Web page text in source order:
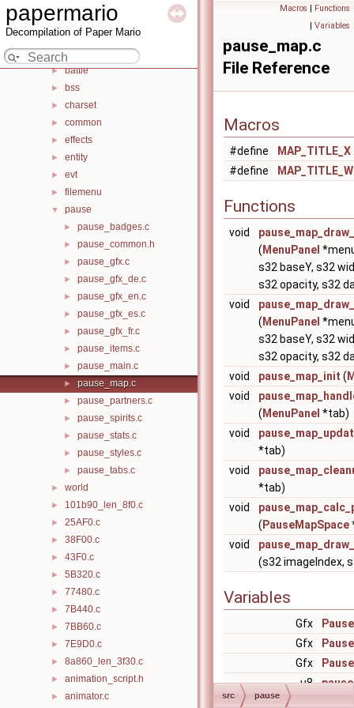
papermario
Decompilation of Paper Mario
► include
▼ src
► audio
► battle
► bss
► charset
► common
► effects
► entity
► evt
► filemenu
▼ pause
► pause_badges.c
► pause_common.h
► pause_gfx.c
► pause_gfx_de.c
► pause_gfx_en.c
► pause_gfx_es.c
► pause_gfx_fr.c
► pause_items.c
► pause_main.c
► pause_map.c
► pause_partners.c
► pause_spirits.c
► pause_stats.c
► pause_styles.c
► pause_tabs.c
► world
► 101b90_len_8f0.c
► 25AF0.c
► 38F00.c
► 43F0.c
► 5B320.c
► 77480.c
► 7B440.c
► 7BB60.c
► 7E9D0.c
► 8a860_len_3f30.c
► animation_script.h
► animator.c
Macros | Functions
| Variables
pause_map.c
File Reference
Macros
#define MAP_TITLE_X
#define
Functions
void
( MenuPanel
s32 baseY, s32
s32 opacity, s32
void
( MenuPanel
s32 baseY, s32
s32 opacity, s32
void
pause_map_init (
void
( MenuPanel *tab)
void
*tab)
void
*tab)
void
( PauseMapSpace
void
(s32 imageIndex,
Variables
Gfx
Gfx
Gfx
u8
src pause